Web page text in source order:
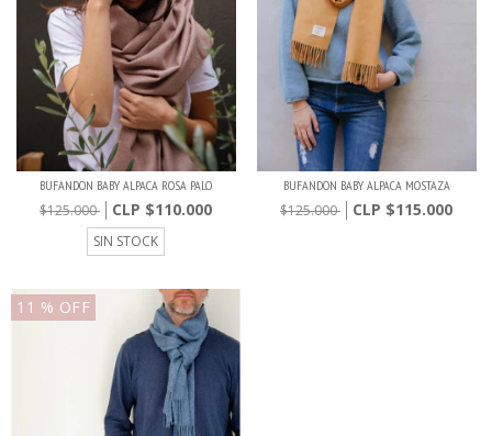
BUFANDON BABY ALPACA ROSA PALO
$125.000 $110.000
SIN STOCK
BUFANDON BABY ALPACA MOSTAZA
$125.000 $115.000
11 % OFF